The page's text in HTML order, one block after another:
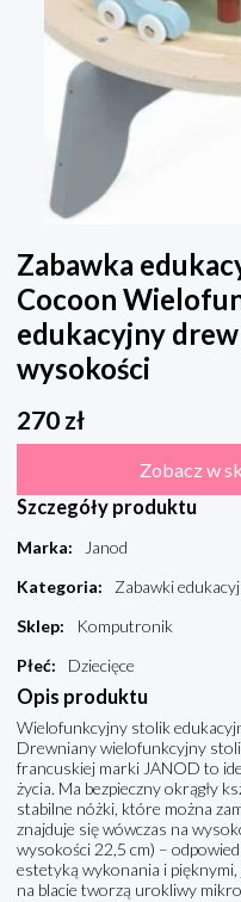
Zabawka
Cocoon
edukacyjny
wysokości
270 zł
Zobacz w
Szczegóły produktu
Marka:
Janod
Kategoria:
Zabawki
Sklep:
Komputronik
Płeć: Dziecięce
Opis produktu
Wielofunkcyjny stolik
Drewniany wielofunkcyjny
francuskiej marki JANOD to
życia. Ma bezpieczny okrągły
stabilne nóżki, które można
znajduje się wówczas na
wysokości 22,5 cm) –
estetyką wykonania i
na blacie tworzą urokliwy